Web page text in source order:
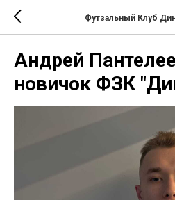
Футзальный Клуб
Андрей
новичок ФЗК